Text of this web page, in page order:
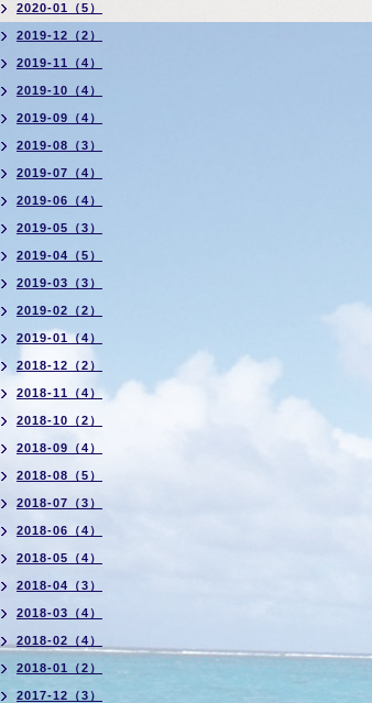
2020-01（5）
2019-12（2）
2019-11（4）
2019-10（4）
2019-09（4）
2019-08（3）
2019-07（4）
2019-06（4）
2019-05（3）
2019-04（5）
2019-03（3）
2019-02（2）
2019-01（4）
2018-12（2）
2018-11（4）
2018-10（2）
2018-09（4）
2018-08（5）
2018-07（3）
2018-06（4）
2018-05（4）
2018-04（3）
2018-03（4）
2018-02（4）
2018-01（2）
2017-12（3）